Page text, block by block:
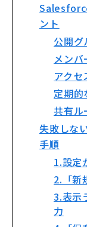
ント
公開グ
メン
アクセ
定期的
共有ル
失敗しな
手順
1.設定
2.「新
3.表示
力